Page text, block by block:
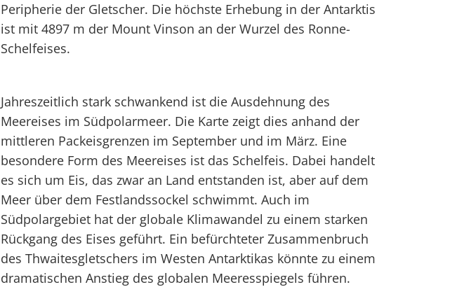
Peripherie der Gletscher. Die höchste Erhebung in der Antarktis
ist mit 4897 m der Mount Vinson an der Wurzel des Ronne-
Schelfeises.
Jahreszeitlich stark schwankend ist die Ausdehnung des
Meereises im Südpolarmeer. Die Karte zeigt dies anhand der
mittleren Packeisgrenzen im September und im März. Eine
besondere Form des Meereises ist das Schelfeis. Dabei handelt
es sich um Eis, das zwar an Land entstanden ist, aber auf dem
Meer über dem Festlandssockel schwimmt. Auch im
Südpolargebiet hat der globale Klimawandel zu einem starken
Rückgang des Eises geführt. Ein befürchteter Zusammenbruch
des Thwaitesgletschers im Westen Antarktikas könnte zu einem
dramatischen Anstieg des globalen Meeresspiegels führen.